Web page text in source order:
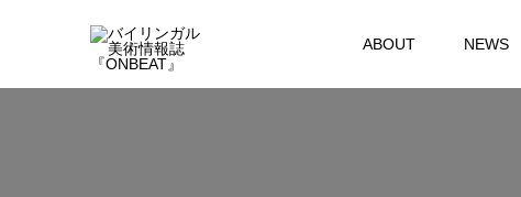
ABOUT NEWS